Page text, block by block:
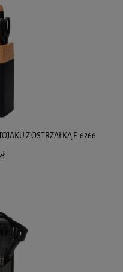
Z OSTRZAŁKĄ E-6266